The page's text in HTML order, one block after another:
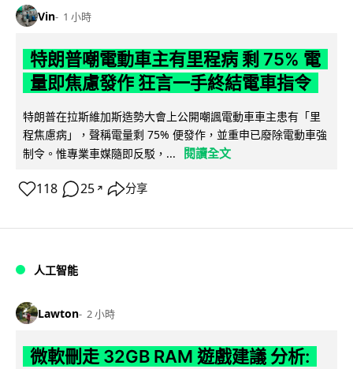
Vin 1 小時
特朗普嘲電動車主有里程病 剩 75% 電
量即焦慮發作 狂言一手終結電車指令
特朗普在拉斯維加斯造勢大會上公開嘲諷電動車車主患有「里
程焦慮病」，聲稱電量剩 75% 便發作，並重申已廢除電動車強
制令。惟專業車媒隨即反駁，...
閱讀全文
118 25 ↗ 分享
人工智能
Lawton 2 小時
微軟刪走 32GB RAM 遊戲建議 分析: